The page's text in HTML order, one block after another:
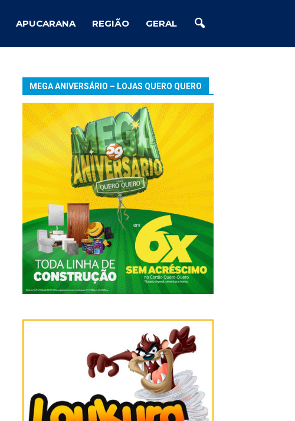
APUCARANA REGIÃO GERAL
MEGA ANIVERSÁRIO – LOJAS QUERO QUERO